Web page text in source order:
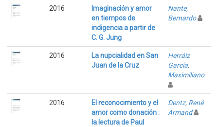
2016
Imaginación y amor
en tiempos de
indigencia a partir de
C. G. Jung
Nante,
Bernardo
2016
La nupcialidad en San
Juan de la Cruz
Herráiz
García,
Maximiliano
2016
El reconocimiento y el
amor como donación :
la lectura de Paul
Dentz, René
Armand